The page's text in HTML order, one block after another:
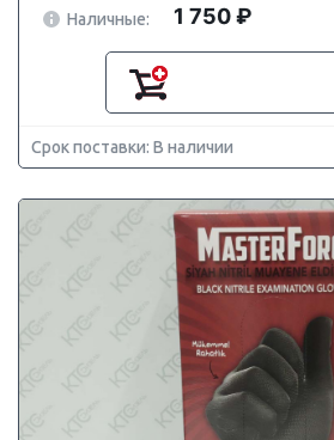
Наличные: 1 750 ₽
Срок поставки: В наличии